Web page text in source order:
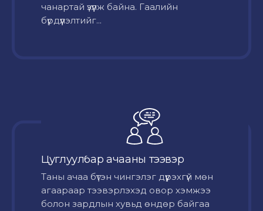
чанартай үзүүлж байна. Гаалийн
бүрдүүлэлтийг...
Цуглуулбар ачааны тээвэр
Таны ачаа бүтэн чингэлэг дүүрэхгүй мөн
агаараар тээвэрлэхэд овор хэмжээ
болон зардлын хувьд өндөр байгаа